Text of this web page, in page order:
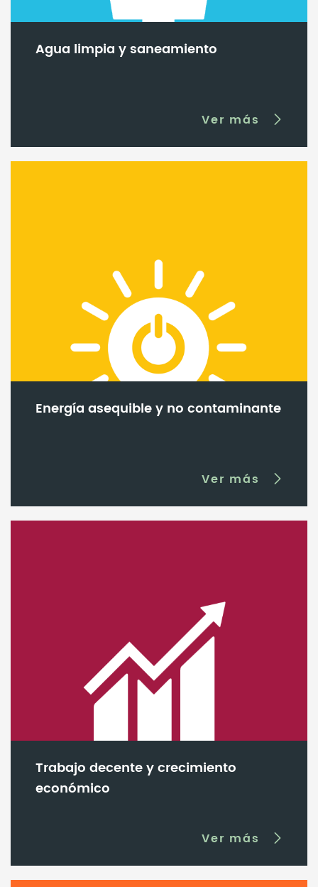
Agua limpia y saneamiento
Ver más
Energía asequible y no contaminante
Ver más
Trabajo decente y crecimiento
económico
Ver más